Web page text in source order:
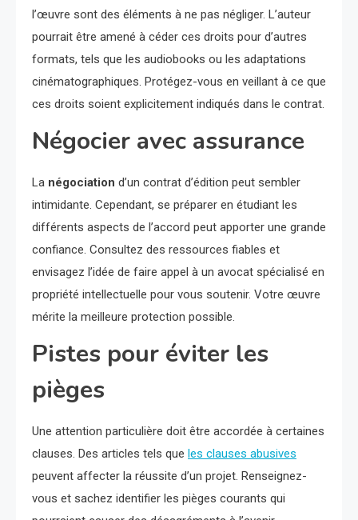
l’œuvre sont des éléments à ne pas négliger. L’auteur
pourrait être amené à céder ces droits pour d’autres
formats, tels que les audiobooks ou les adaptations
cinématographiques. Protégez-vous en veillant à ce que
ces droits soient explicitement indiqués dans le contrat.
Négocier avec assurance
La négociation d’un contrat d’édition peut sembler
intimidante. Cependant, se préparer en étudiant les
différents aspects de l’accord peut apporter une grande
confiance. Consultez des ressources fiables et
envisagez l’idée de faire appel à un avocat spécialisé en
propriété intellectuelle pour vous soutenir. Votre œuvre
mérite la meilleure protection possible.
Pistes pour éviter les
pièges
Une attention particulière doit être accordée à certaines
clauses. Des articles tels que les clauses abusives
peuvent affecter la réussite d’un projet. Renseignez-
vous et sachez identifier les pièges courants qui